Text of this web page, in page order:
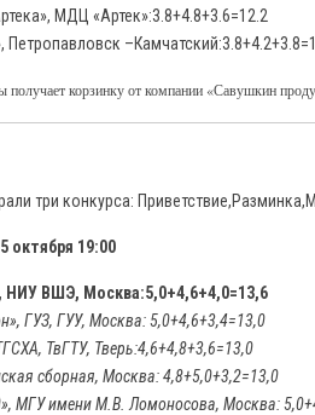
МДЦ «Артек»:3.8+4.8+3.6=12.2
Петропавловск
получает корзинку от компании «Савушкин
три конкурса:
октября 19:00
НИУ ВШЭ, Москва:5,0+4,6+4,0=13,6
ГУЗ, ГУУ, Москва: 5,0+4,6+3,4=13,0
ТвГТУ, Тверь:4,6+4,8+3,6=13,0
сборная, Москва: 4,8+5,0+3,2=13,0
МГУ имени М.В. Ломоносова, Москва: